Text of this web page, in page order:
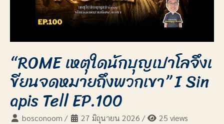
“ROME เหตุใดนักบุญเปาโลจึงเ
ขียนจดหมายถึงพวกเขา” I Sin
apis Tell EP.100
bosconoom / 27 มิถุนายน 2026 /
25 views